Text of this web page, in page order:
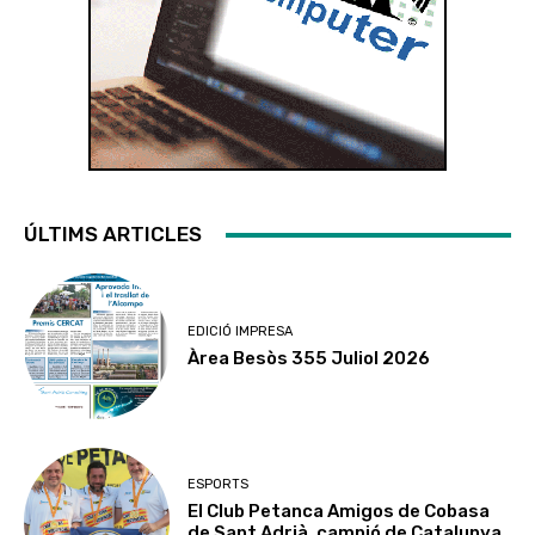
ÚLTIMS ARTICLES
EDICIÓ IMPRESA
Àrea Besòs 355 Juliol 2026
ESPORTS
El Club Petanca Amigos de Cobasa